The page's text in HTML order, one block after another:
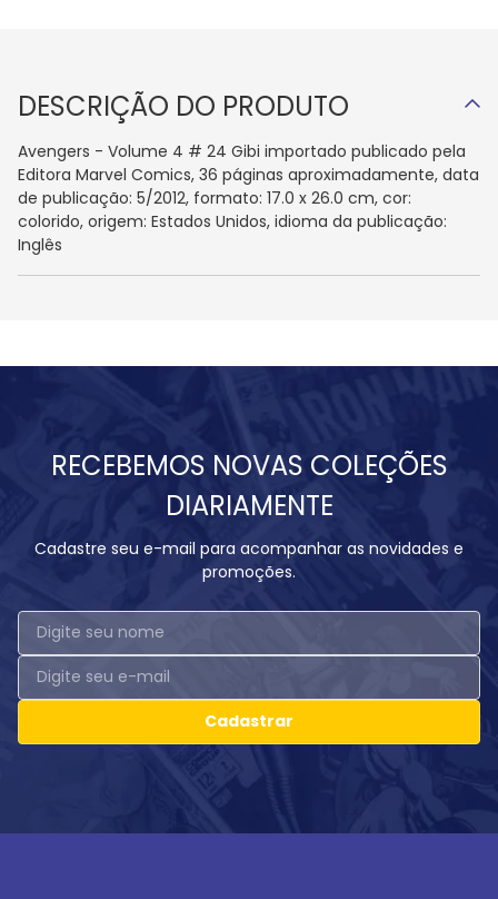
DESCRIÇÃO DO PRODUTO
Avengers - Volume 4 # 24 Gibi importado publicado pela
Editora Marvel Comics, 36 páginas aproximadamente, data
de publicação: 5/2012, formato: 17.0 x 26.0 cm, cor:
colorido, origem: Estados Unidos, idioma da publicação:
Inglês
RECEBEMOS NOVAS COLEÇÕES
DIARIAMENTE
Cadastre seu e-mail para acompanhar as novidades e
promoções.
Cadastrar